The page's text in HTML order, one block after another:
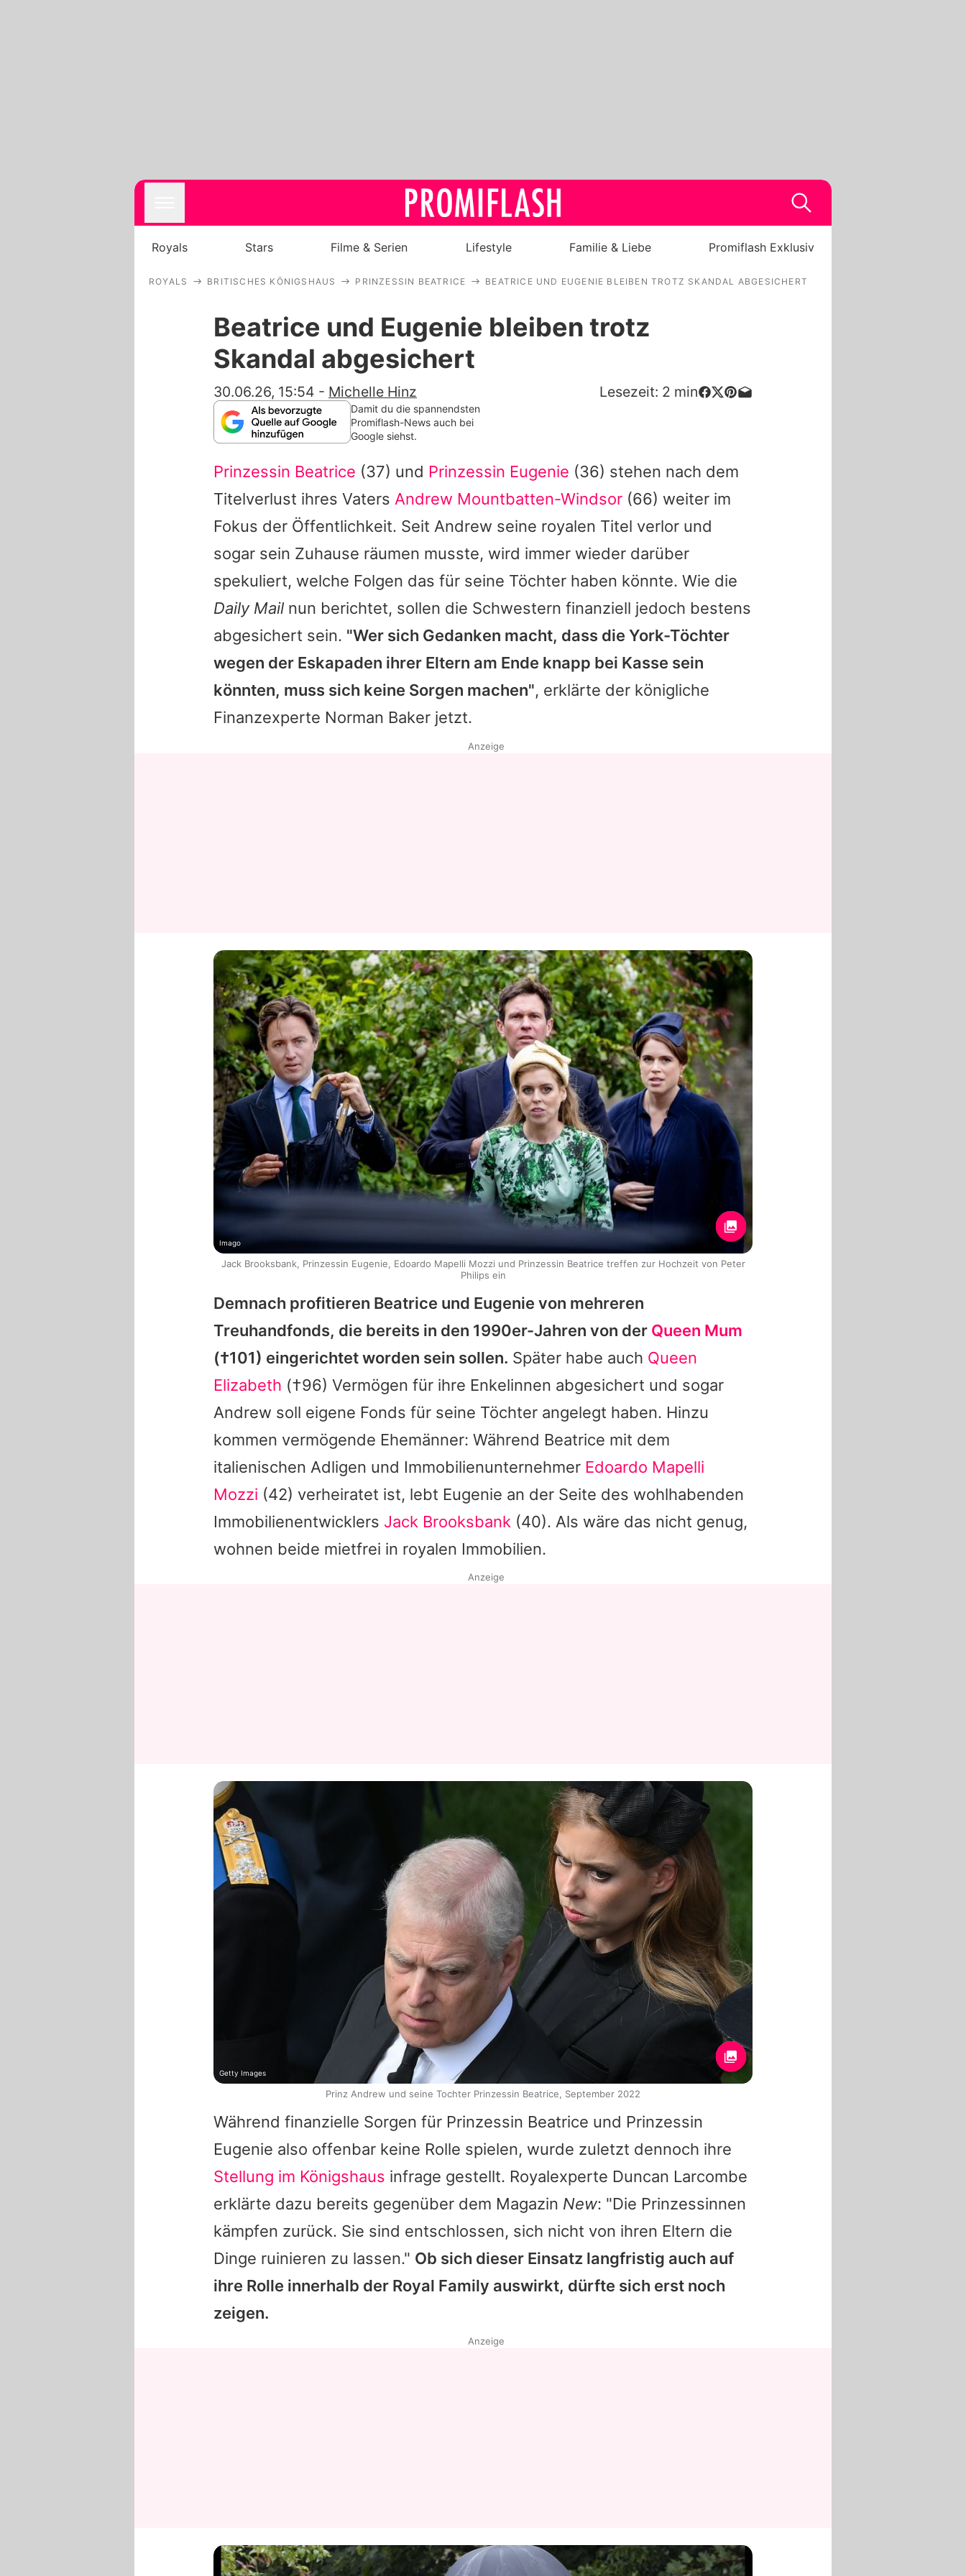
Royals
Stars
Familie & Liebe
Alle Themen auf Promiflash
App runterladen
Team
Redaktionelle Richtlinien
Impressum
Datenschutzerklärung
Nutzungsbedingungen
Royals Stars Filme & Serien Lifestyle Familie & Liebe Promiflash Exklusiv
ROYALS BRITISCHES KÖNIGSHAUS PRINZESSIN BEATRICE BEATRICE UND EUGENIE BLEIBEN TROTZ SKANDAL ABGESICHERT
Beatrice und Eugenie bleiben trotz
Skandal abgesichert
30.06.26, 15:54 - Michelle Hinz Lesezeit: 2 min
Damit du die spannendsten
Promiflash-News auch bei
Google siehst.
Prinzessin Beatrice (37) und Prinzessin Eugenie (36) stehen nach dem
Titelverlust ihres Vaters Andrew Mountbatten-Windsor (66) weiter im
Fokus der Öffentlichkeit. Seit Andrew seine royalen Titel verlor und
sogar sein Zuhause räumen musste, wird immer wieder darüber
spekuliert, welche Folgen das für seine Töchter haben könnte. Wie die
Daily Mail nun berichtet, sollen die Schwestern finanziell jedoch bestens
abgesichert sein. "Wer sich Gedanken macht, dass die York-Töchter
wegen der Eskapaden ihrer Eltern am Ende knapp bei Kasse sein
könnten, muss sich keine Sorgen machen", erklärte der königliche
Finanzexperte Norman Baker jetzt.
Demnach profitieren Beatrice und Eugenie von mehreren
Treuhandfonds, die bereits in den 1990er-Jahren von der Queen Mum
(†101) eingerichtet worden sein sollen. Später habe auch Queen
Elizabeth (†96) Vermögen für ihre Enkelinnen abgesichert und sogar
Andrew soll eigene Fonds für seine Töchter angelegt haben. Hinzu
kommen vermögende Ehemänner: Während Beatrice mit dem
italienischen Adligen und Immobilienunternehmer Edoardo Mapelli
Mozzi (42) verheiratet ist, lebt Eugenie an der Seite des wohlhabenden
Immobilienentwicklers Jack Brooksbank (40). Als wäre das nicht genug,
wohnen beide mietfrei in royalen Immobilien.
Während finanzielle Sorgen für Prinzessin Beatrice und Prinzessin
Eugenie also offenbar keine Rolle spielen, wurde zuletzt dennoch ihre
Stellung im Königshaus infrage gestellt. Royalexperte Duncan Larcombe
erklärte dazu bereits gegenüber dem Magazin New: "Die Prinzessinnen
kämpfen zurück. Sie sind entschlossen, sich nicht von ihren Eltern die
Dinge ruinieren zu lassen." Ob sich dieser Einsatz langfristig auch auf
ihre Rolle innerhalb der Royal Family auswirkt, dürfte sich erst noch
zeigen.
Anzeige
Imago
Jack Brooksbank, Prinzessin Eugenie, Edoardo Mapelli Mozzi und Prinzessin Beatrice treffen zur Hochzeit von Peter
Philips ein
Anzeige
Getty Images
Prinz Andrew und seine Tochter Prinzessin Beatrice, September 2022
Anzeige